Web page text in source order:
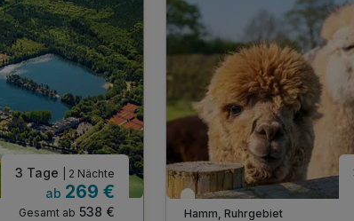
3 Tage | 2 Nächte
ab 269 €
Gesamt ab 538 €
Teilweise ausgelastet
Hamm, Ruhrgebiet